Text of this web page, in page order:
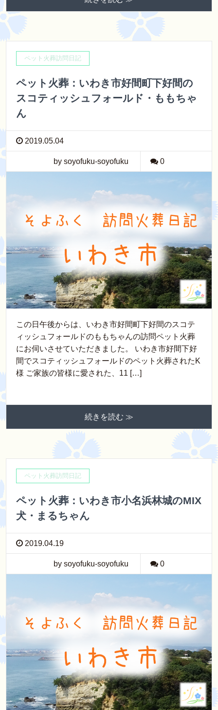
ペット火葬訪問日記
ペット火葬：いわき市好間町下好間の
スコティッシュフォールド・ももちゃ
ん
2019.05.04
by soyofuku-soyofuku 0
この日午後からは、いわき市好間町下好間のスコテ
ィッシュフォールドのももちゃんの訪問ペット火葬
にお伺いさせていただきました。 いわき市好間下好
間でスコティッシュフォールドのペット火葬されたK
様 ご家族の皆様に愛された、11 […]
続きを読む ≫
ペット火葬訪問日記
ペット火葬：いわき市小名浜林城のMIX
犬・まるちゃん
2019.04.19
by soyofuku-soyofuku 0